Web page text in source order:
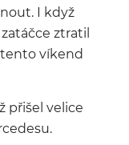
I když
ztratil
víkend
přišel velice